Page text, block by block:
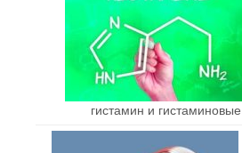
гистамин и